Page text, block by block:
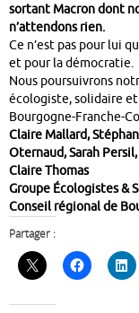
sortant Macron dont
n’attendons rien.
Ce n’est pas pour lui
et pour la démocratie.
Nous poursuivrons
écologiste, solidaire
Bourgogne-Franche-
Claire Mallard,
Oternaud, Sarah
Claire Thomas
Groupe Écologistes &
Conseil régional de
Partager :